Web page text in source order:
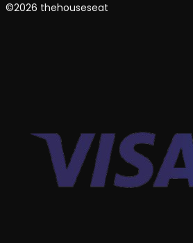
©2026 thehouseseat